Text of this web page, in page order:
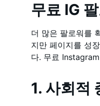
무료 IG
더 많은 팔로워를
지만 페이지를 성
다. 무료
1. 사회적